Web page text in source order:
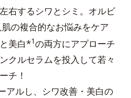
右するシワとシミ。オルビ
の複合的なお悩みをケア
美白*1の両方にアプローチ
クルセラムを投入して若々
チ！
アルし、シワ改善・美白の